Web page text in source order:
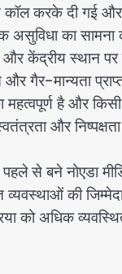
कॉल करके दी गई
का सामना
स्थान पर
गैर-मान्यता
है और
और
से बने नोएडा
की
को अधिक